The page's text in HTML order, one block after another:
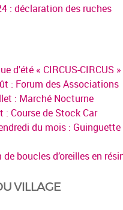
: déclaration des ruches
d'été « CIRCUS-CIRCUS »
: Forum des Associations
: Marché Nocturne
: Course de Stock Car
du mois : Guinguette
boucles d’oreilles en
VILLAGE